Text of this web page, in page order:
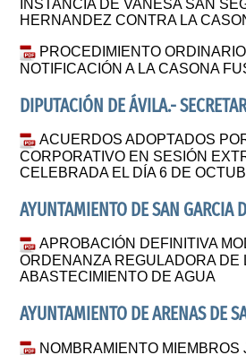
INSTANCIA DE VANESA SAN
HERNANDEZ CONTRA LA
PROCEDIMIENTO
NOTIFICACIÓN A LA CASONA
DIPUTACIÓN DE ÁVILA.-
ACUERDOS ADOPTADOS
CORPORATIVO EN SESIÓN
CELEBRADA EL DÍA 6 DE
AYUNTAMIENTO DE SAN GARCIA
APROBACIÓN DEFINITIVA
ORDENANZA REGULADORA DE
ABASTECIMIENTO DE AGUA
AYUNTAMIENTO DE ARENAS DE
NOMBRAMIENTO MIEMBROS